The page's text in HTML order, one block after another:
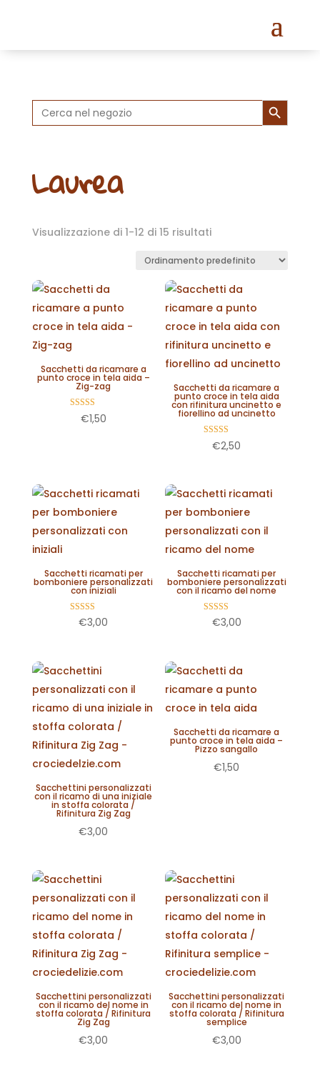
Search
for:
Search Button
Laurea
Visualizzazione di 1-12 di 15 risultati
Sacchetti da ricamare a
punto croce in tela aida –
Zig-zag
Valutato
5.00
€1,50
Sacchetti da ricamare a
punto croce in tela aida
con rifinitura uncinetto e
fiorellino ad uncinetto
Valutato
5.00
€2,50
Sacchetti ricamati per
bomboniere personalizzati
con iniziali
Valutato
5.00
€3,00
Sacchetti ricamati per
bomboniere personalizzati
con il ricamo del nome
Valutato
5.00
€3,00
Sacchettini personalizzati
con il ricamo di una iniziale
in stoffa colorata /
Rifinitura Zig Zag
€3,00
Sacchetti da ricamare a
punto croce in tela aida –
Pizzo sangallo
€1,50
Sacchettini personalizzati
con il ricamo del nome in
stoffa colorata / Rifinitura
Zig Zag
€3,00
Sacchettini personalizzati
con il ricamo del nome in
stoffa colorata / Rifinitura
semplice
€3,00